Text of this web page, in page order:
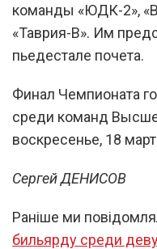
команды «ЮДК-2»,
«Таврия-В». Им
пьедестале почета.
Финал Чемпионата
среди команд
воскресенье, 18
Сергей ДЕНИСОВ
Раніше ми
бильярду среди